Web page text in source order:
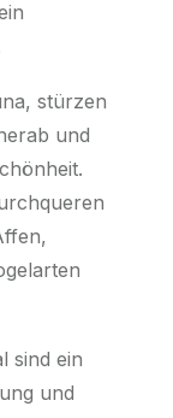
stürzen
und
sind ein
und